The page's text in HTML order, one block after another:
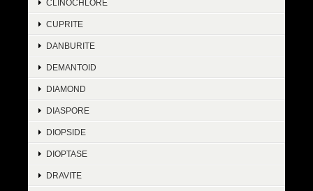
CLINOCHLORE
CUPRITE
DANBURITE
DEMANTOID
DIAMOND
DIASPORE
DIOPSIDE
DIOPTASE
DRAVITE